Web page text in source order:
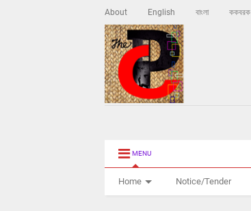
About English বাংলা ককবরক
MENU
Home Notice/Tender